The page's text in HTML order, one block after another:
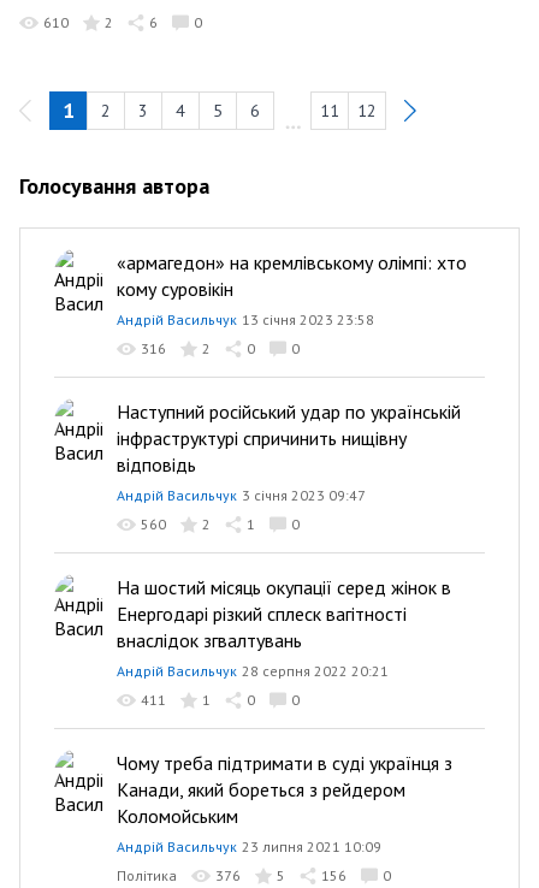
610 2 6 0
1 2 3 4 5 6 11 12
Голосування автора
«армагедон» на кремлівському олімпі: хто
кому суровікін
Андрій Васильчук 13 січня 2023 23:58
316
2 0 0
Наступний російський удар по українській
інфраструктурі спричинить нищівну
відповідь
Андрій Васильчук 3 січня 2023 09:47
560
2 1 0
На шостий місяць окупації серед жінок в
Енергодарі різкий сплеск вагітності
внаслідок згвалтувань
Андрій Васильчук 28 серпня 2022 20:21
411
1 0 0
Чому треба підтримати в суді українця з
Канади, який бореться з рейдером
Коломойським
Андрій Васильчук 23 липня 2021 10:09
Політика
376 5 156 0